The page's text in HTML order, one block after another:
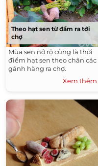
Theo hạt sen từ đầm ra tới
chợ
Mùa sen nở rộ cũng là thời
điểm hạt sen theo chân các
gánh hàng ra chợ.
Xem thêm